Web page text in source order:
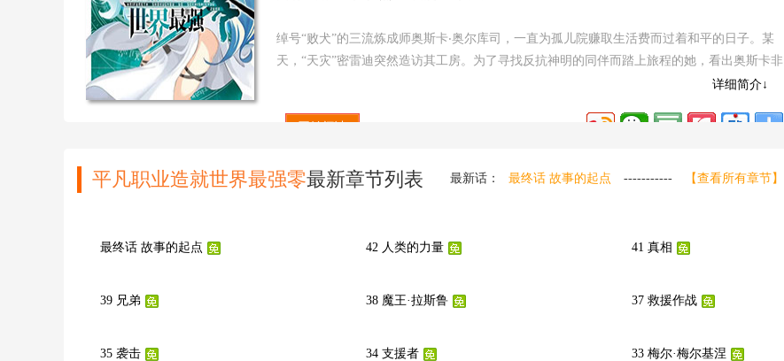
绰号“败犬”的三流炼成师奥斯卡‧奥尔库司，一直为孤儿院赚取生活费而过着和平的日子。某
天，“天灾”密雷迪突然造访其工房。为了寻找反抗神明的同伴而踏上旅程的她，看出奥斯卡非
凡的才能，邀约其一同旅行。虽然奥斯卡拒绝邀约，密雷迪却不肯死心。就在这个时候，奥斯
详细简介↓
平凡职业造就世界最强零最新章节列表 最新话： 最终话 故事的起点 ----------- 【查看所有章节】
最终话 故事的起点 42 人类的力量 41 真相
39 兄弟 38 魔王·拉斯鲁 37 救援作战
35 袭击 34 支援者 33 梅尔·梅尔基涅